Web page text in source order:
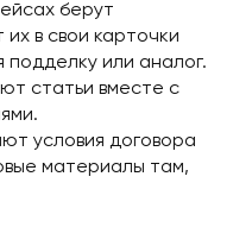
берут
в свои карточки
подделку или аналог.
статьи вместе с
условия договора
материалы там,